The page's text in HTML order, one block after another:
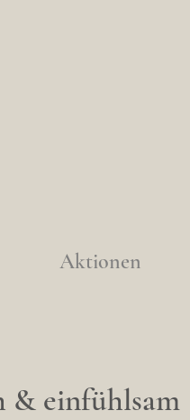
Aktionen
& einfühlsam